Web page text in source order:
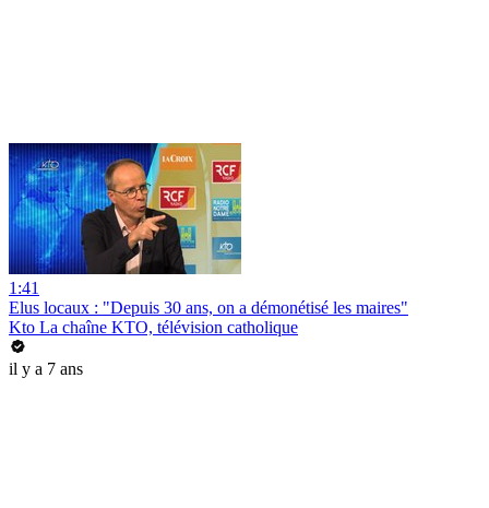
1:41
Elus locaux : "Depuis 30 ans, on a démonétisé les maires"
Kto La chaîne KTO, télévision catholique
il y a 7 ans